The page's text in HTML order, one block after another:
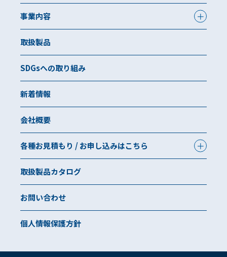
事業内容
取扱製品
SDGsへの取り組み
新着情報
会社概要
各種お見積もり / お申し込みはこちら
取扱製品カタログ
お問い合わせ
個人情報保護方針